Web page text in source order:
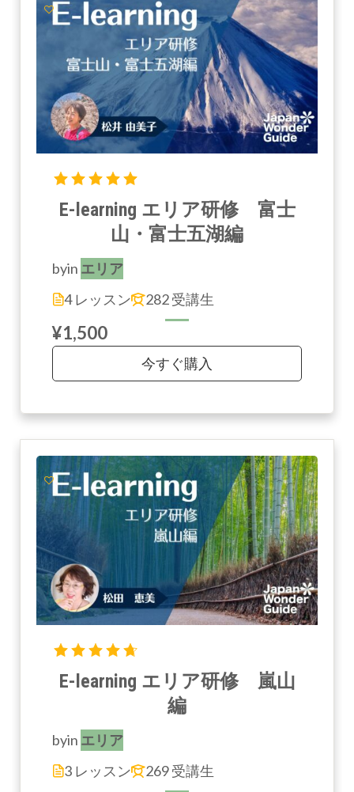
E-learning エリア研修 富士
山・富士五湖編
byin エリア
4 レッスン
282 受講生
¥1,500
今すぐ購入
E-learning エリア研修 嵐山
編
byin エリア
3 レッスン
269 受講生